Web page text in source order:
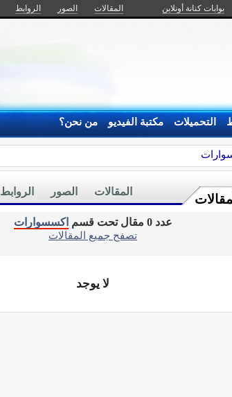
بوابات كنانة أونلاين المقالات الصور الروابط
التحميلات مكتبة الفيديو من نحن؟
الروابط الصور المقالات
عدد 0 مقال تحت قسم
اكسسوارات
تصفح جميع المقالات
لا يوجد